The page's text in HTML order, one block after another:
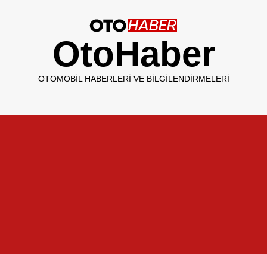
OtoHaber
OTOMOBIL HABERLERI VE BILGILENDIRMELERI